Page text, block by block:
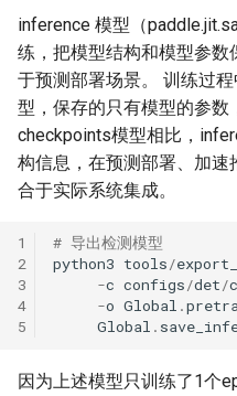
inference 模型（
练，把模型结构和模型参
于预测部署场景。 训练过
型，保存的只有模型的参
checkpoints模型相比，
构信息，在预测部署、加
合于实际系统集成。
1
2
3
4
5
# 导出检测模型
python3 tools/
-c configs/det/
-o Global .
Global .
因为上述模型只训练了1个